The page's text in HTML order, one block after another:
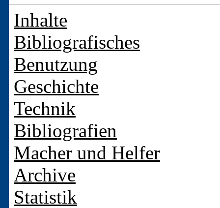
Inhalte
Bibliografisches
Benutzung
Geschichte
Technik
Bibliografien
Macher und Helfer
Archive
Statistik